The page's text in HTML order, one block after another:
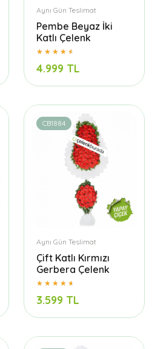
Aynı Gün Teslimat
Pembe Beyaz İki
Katlı Çelenk
4.999 TL
CB1884
Aynı Gün Teslimat
Çift Katlı Kırmızı
Gerbera Çelenk
3.599 TL